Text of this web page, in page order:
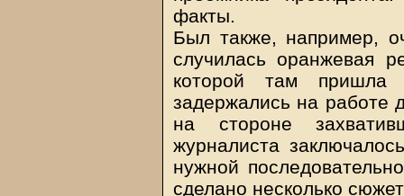
факты.
Был также, например,
случилась оранжевая
которой там
задержались на работе
на стороне
журналиста
нужной
сделано несколько